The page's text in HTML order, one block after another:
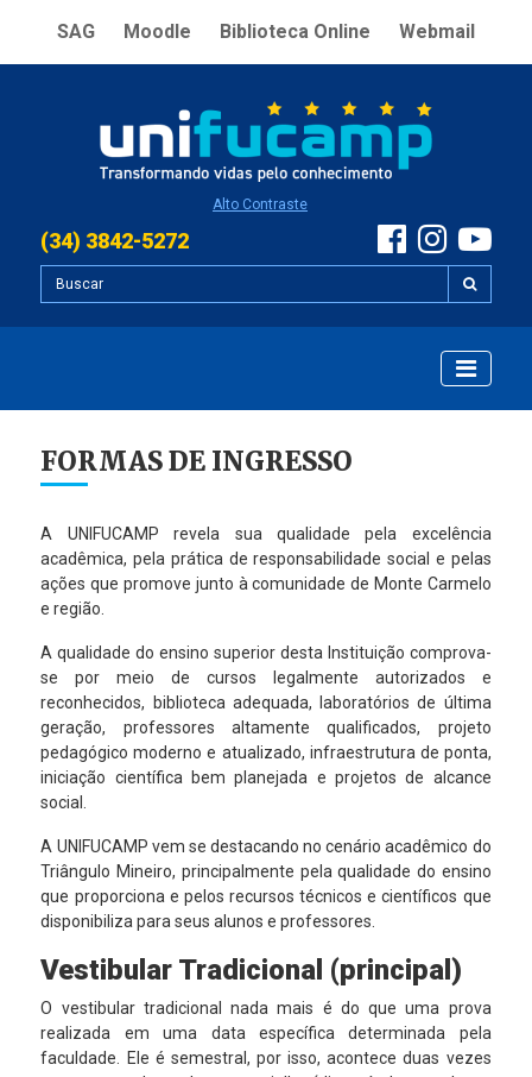
SAG Moodle Biblioteca Online Webmail
Alto Contraste
(34) 3842-5272
FORMAS DE INGRESSO
A UNIFUCAMP revela sua qualidade pela excelência
acadêmica, pela prática de responsabilidade social e pelas
ações que promove junto à comunidade de Monte Carmelo
e região.
A qualidade do ensino superior desta Instituição comprova-
se por meio de cursos legalmente autorizados e
reconhecidos, biblioteca adequada, laboratórios de última
geração, professores altamente qualificados, projeto
pedagógico moderno e atualizado, infraestrutura de ponta,
iniciação científica bem planejada e projetos de alcance
social.
A UNIFUCAMP vem se destacando no cenário acadêmico do
Triângulo Mineiro, principalmente pela qualidade do ensino
que proporciona e pelos recursos técnicos e científicos que
disponibiliza para seus alunos e professores.
Vestibular Tradicional (principal)
O vestibular tradicional nada mais é do que uma prova
realizada em uma data específica determinada pela
faculdade. Ele é semestral, por isso, acontece duas vezes